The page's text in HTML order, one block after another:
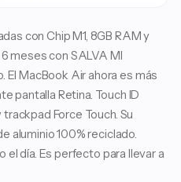
con Chip M1, 8GB RAM y
meses con SALVA MI
El MacBook Air ahora es más
pantalla Retina. Touch ID
Force Touch. Su
aluminio 100% reciclado.
el día. Es perfecto para llevar a